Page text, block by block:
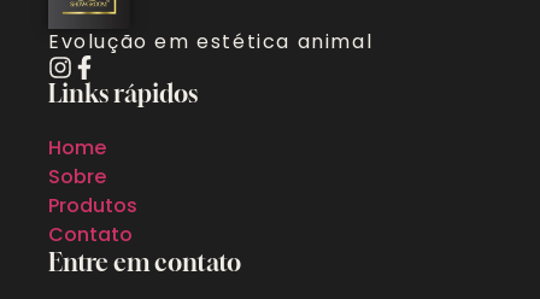
Evolução em estética animal
Links rápidos
Home
Sobre
Produtos
Contato
Entre em contato